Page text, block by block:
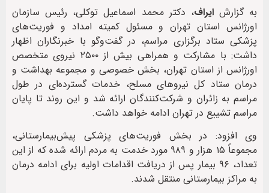
به گزارشایراف، دکتر محمد اسماعیل توکلی، رئیس سازمان
اورژانس استان تهران و مسئول کمیته امداد و فوریت‌های
پزشکی ستاد برگزاری مراسم، در گفت‌وگو با خبرنگاران اظهار
داشت: با مشارکت و همراهی بیش از ۲۵۰۰ نیروی متخصص
اورژانس از استان تهران، بخش خصوصی و مجموعه بهداشت و
درمان ستاد کل نیروهای مسلح، خدمات گسترده‌ای در طول
مراسم به زائران و شرکت‌کنندگان ارائه شد و این روند تا پایان
مراسم تشییع در تهران ادامه خواهد داشت.
وی افزود: در بخش فوریت‌های پزشکی پیش‌بیمارستانی،
مجموعاً ۱۵ هزار و ۹۸۹ مورد خدمت به مردم ارائه شده که از این
تعداد، ۹۶ بیمار پس از دریافت اقدامات اولیه برای ادامه درمان
به مراکز بیمارستانی منتقل شدند.